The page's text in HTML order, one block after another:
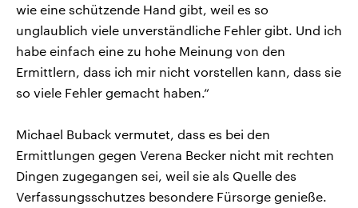
wie eine schützende Hand gibt, weil es so
unglaublich viele unverständliche Fehler gibt. Und ich
habe einfach eine zu hohe Meinung von den
Ermittlern, dass ich mir nicht vorstellen kann, dass sie
so viele Fehler gemacht haben.“
Michael Buback vermutet, dass es bei den
Ermittlungen gegen Verena Becker nicht mit rechten
Dingen zugegangen sei, weil sie als Quelle des
Verfassungsschutzes besondere Fürsorge genieße.